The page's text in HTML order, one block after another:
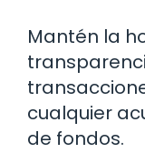
Mantén la
cualquier
de fondos.